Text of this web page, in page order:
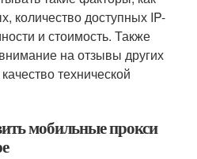
количество доступных IP-
и стоимость. Также
на отзывы других
технической
мобильные прокси